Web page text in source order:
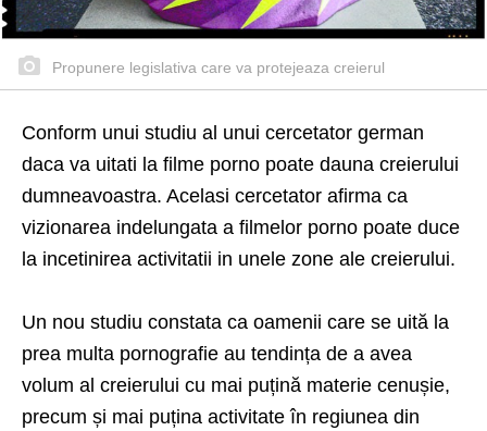
Propunere legislativa care va protejeaza creierul
Conform unui studiu al unui cercetator german
daca va uitati la filme porno poate dauna creierului
dumneavoastra. Acelasi cercetator afirma ca
vizionarea indelungata a filmelor porno poate duce
la incetinirea activitatii in unele zone ale creierului.
Un nou studiu constata ca oamenii care se uită la
prea multa pornografie au tendința de a avea
volum al creierului cu mai puțină materie cenușie,
precum și mai puțina activitate în regiunea din